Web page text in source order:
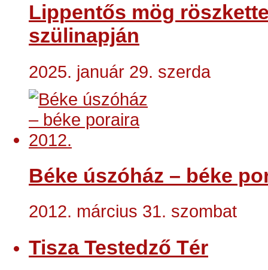
Lippentős mög
szülinapján
2025. január 29. szerda
Béke úszóház – béke
2012. március 31. szombat
Tisza Testedző Tér